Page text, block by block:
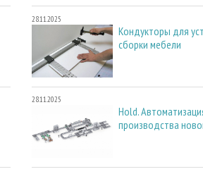
28.11.2025
Кондукторы для
сборки мебели
28.11.2025
Hold.
производства